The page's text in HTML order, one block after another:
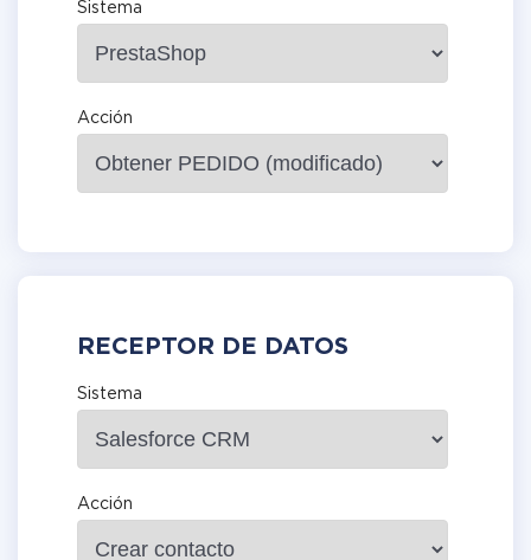
Sistema
Acción
RECEPTOR DE DATOS
Sistema
Acción